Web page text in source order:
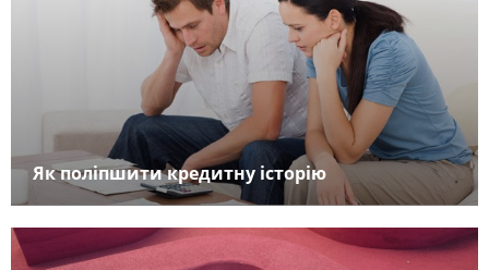
Як поліпшити кредитну історію